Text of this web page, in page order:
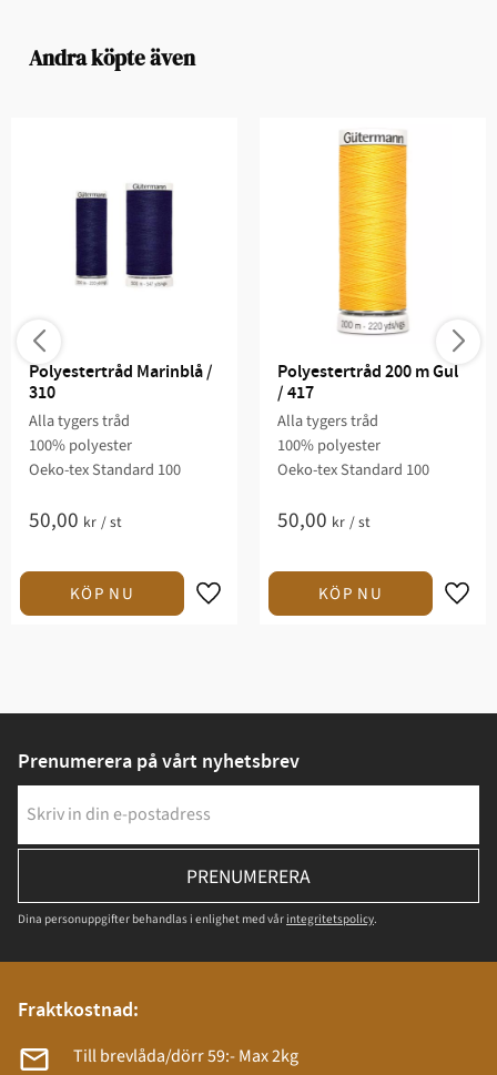
Andra köpte även
Polyestertråd Marinblå /
310
Alla tygers tråd
100% polyester
Oeko-tex Standard 100
50,00 kr /st
Polyestertråd 200 m Gul
/ 417
Alla tygers tråd
100% polyester
Oeko-tex Standard 100
50,00 kr /st
Prenumerera på vårt nyhetsbrev
PRENUMERERA
Dina personuppgifter behandlas i enlighet med vår integritetspolicy.
Fraktkostnad:
Till brevlåda/dörr 59:- Max 2kg